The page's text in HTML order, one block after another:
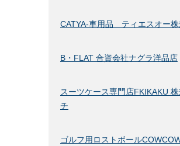
CATYA-車用品 ティエスオー株
B・FLAT 合資会社ナグラ洋品店
スーツケース専門店FKIKAKU
チ
ゴルフ用ロストボール